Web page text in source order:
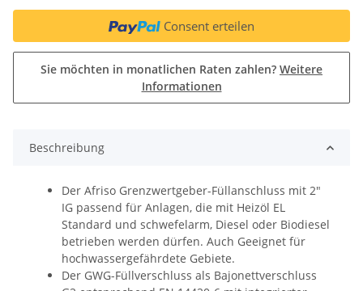
Consent erteilen
Sie möchten in monatlichen Raten zahlen? Weitere
Informationen
Beschreibung
Der Afriso Grenzwertgeber-Füllanschluss mit 2"
IG passend für Anlagen, die mit Heizöl EL
Standard und schwefelarm, Diesel oder Biodiesel
betrieben werden dürfen. Auch Geeignet für
hochwassergefährdete Gebiete.
Der GWG-Füllverschluss als Bajonettverschluss